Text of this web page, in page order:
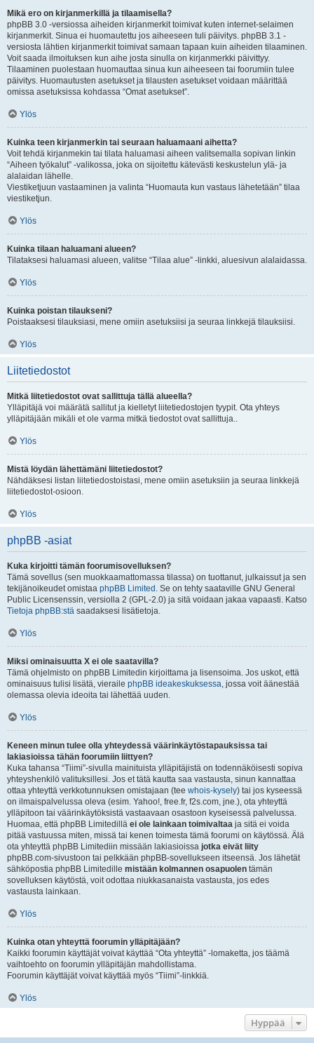
Mikä ero on kirjanmerkillä ja tilaamisella?
phpBB 3.0 -versiossa aiheiden kirjanmerkit toimivat kuten internet-selaimen
kirjanmerkit. Sinua ei huomautettu jos aiheeseen tuli päivitys. phpBB 3.1 -
versiosta lähtien kirjanmerkit toimivat samaan tapaan kuin aiheiden tilaaminen.
Voit saada ilmoituksen kun aihe josta sinulla on kirjanmerkki päivittyy.
Tilaaminen puolestaan huomauttaa sinua kun aiheeseen tai foorumiin tulee
päivitys. Huomautusten asetukset ja tilausten asetukset voidaan määrittää
omissa asetuksissa kohdassa “Omat asetukset”.
Ylös
Kuinka teen kirjanmerkin tai seuraan haluamaani aihetta?
Voit tehdä kirjanmekin tai tilata haluamasi aiheen valitsemalla sopivan linkin
“Aiheen työkalut” -valikossa, joka on sijoitettu kätevästi keskustelun ylä- ja
alalaidan lähelle.
Viestiketjuun vastaaminen ja valinta “Huomauta kun vastaus lähetetään” tilaa
viestiketjun.
Ylös
Kuinka tilaan haluamani alueen?
Tilataksesi haluamasi alueen, valitse “Tilaa alue” -linkki, aluesivun alalaidassa.
Ylös
Kuinka poistan tilaukseni?
Poistaaksesi tilauksiasi, mene omiin asetuksiisi ja seuraa linkkejä tilauksiisi.
Ylös
Liitetiedostot
Mitkä liitetiedostot ovat sallittuja tällä alueella?
Ylläpitäjä voi määrätä sallitut ja kielletyt liitetiedostojen tyypit. Ota yhteys
ylläpitäjään mikäli et ole varma mitkä tiedostot ovat sallittuja..
Ylös
Mistä löydän lähettämäni liitetiedostot?
Nähdäksesi listan liitetiedostoistasi, mene omiin asetuksiin ja seuraa linkkejä
liitetiedostot-osioon.
Ylös
phpBB -asiat
Kuka kirjoitti tämän foorumisovelluksen?
Tämä sovellus (sen muokkaamattomassa tilassa) on tuottanut, julkaissut ja sen
tekijänoikeudet omistaa phpBB Limited . Se on tehty saataville GNU General
Public Licensenssin, versiolla 2 (GPL-2.0) ja sitä voidaan jakaa vapaasti. Katso
Tietoja phpBB:stä saadaksesi lisätietoja.
Ylös
Miksi ominaisuutta X ei ole saatavilla?
Tämä ohjelmisto on phpBB Limitedin kirjoittama ja lisensoima. Jos uskot, että
ominaisuus tulisi lisätä, vieraile phpBB ideakeskuksessa, jossa voit äänestää
olemassa olevia ideoita tai lähettää uuden.
Ylös
Keneen minun tulee olla yhteydessä väärinkäytöstapauksissa tai
lakiasioissa tähän foorumiin liittyen?
Kuka tahansa “Tiimi”-sivulla mainituista ylläpitäjistä on todennäköisesti sopiva
yhteyshenkilö valituksillesi. Jos et tätä kautta saa vastausta, sinun kannattaa
ottaa yhteyttä verkkotunnuksen omistajaan (tee whois-kysely) tai jos kyseessä
on ilmaispalvelussa oleva (esim. Yahoo!, free.fr, f2s.com, jne.), ota yhteyttä
ylläpitoon tai väärinkäytöksistä vastaavaan osastoon kyseisessä palvelussa.
Huomaa, että phpBB Limitedillä ei ole lainkaan toimivaltaa ja sitä ei voida
pitää vastuussa miten, missä tai kenen toimesta tämä foorumi on käytössä. Älä
ota yhteyttä phpBB Limitediin missään lakiasioissa jotka eivät liity
phpBB.com-sivustoon tai pelkkään phpBB-sovellukseen itseensä. Jos lähetät
sähköpostia phpBB Limitedille mistään kolmannen osapuolen tämän
sovelluksen käytöstä, voit odottaa niukkasanaista vastausta, jos edes
vastausta lainkaan.
Ylös
Kuinka otan yhteyttä foorumin ylläpitäjään?
Kaikki foorumin käyttäjät voivat käyttää “Ota yhteyttä” -lomaketta, jos täämä
vaihtoehto on foorumin ylläpitäjän mahdollistama.
Foorumin käyttäjät voivat käyttää myös “Tiimi”-linkkiä.
Ylös
Hyppää